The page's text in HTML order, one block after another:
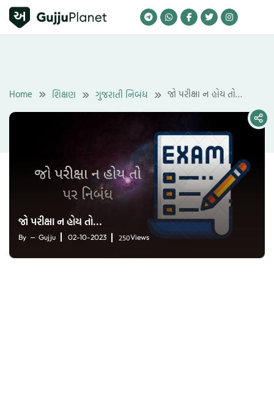
Skip
Home શિક્ષણ ગુજરાતી નિબંધ જો પરીક્ષા ન હોય તો…
જો પરીક્ષા ન હોય તો…
By Gujju 02-10-2023 250Views